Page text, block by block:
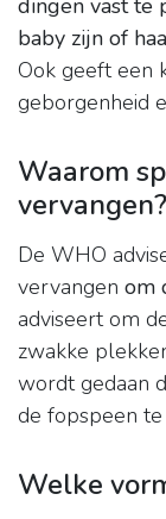
dingen vast te
baby zijn of
Ook geeft een
geborgenheid
Waarom
vervangen?
De WHO
vervangen om
adviseert om
zwakke
wordt gedaan
de fopspeen
Welke